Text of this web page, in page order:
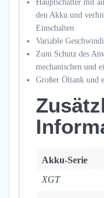
Hauptschalter mit
den Akku und
Einschalten
Variable
Zum Schutz des
mechanischen und
Großer Öltank und
Akku-Serie
XGT